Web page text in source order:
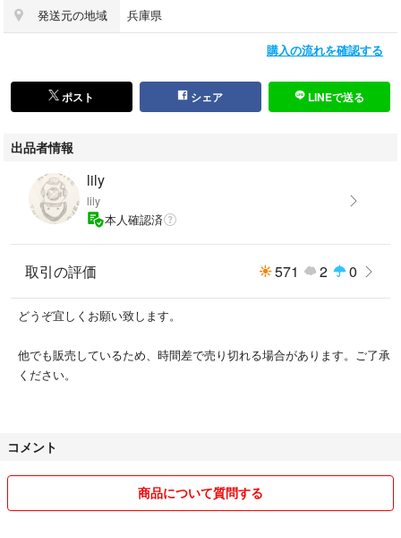
発送元の地域 兵庫県
購入の流れを確認する
ポスト シェア LINEで送る
出品者情報
lily
lily
本人確認済
取引の評価 571 2 0
どうぞ宜しくお願い致します。
他でも販売しているため、時間差で売り切れる場合があります。ご了承
ください。
コメント
商品について質問する